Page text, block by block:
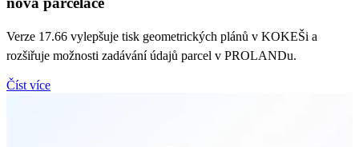
Verze 17.66 vylepšuje tisk geometrických plánů v KOKEŠi a
rozšiřuje možnosti zadávání údajů parcel v PROLANDu.
Číst více